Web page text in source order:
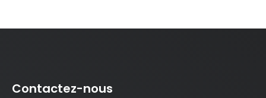
Contactez-nous